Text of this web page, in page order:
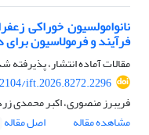
نانوامولسیون خوراکی
فرآیند و فرمولاسیون
مقالات آماده انتشار، پذیرفته
ift.2026.8272.2296
فریبرز منصوری، اکبر محمدی
مشاهده مقاله
اصل مقاله